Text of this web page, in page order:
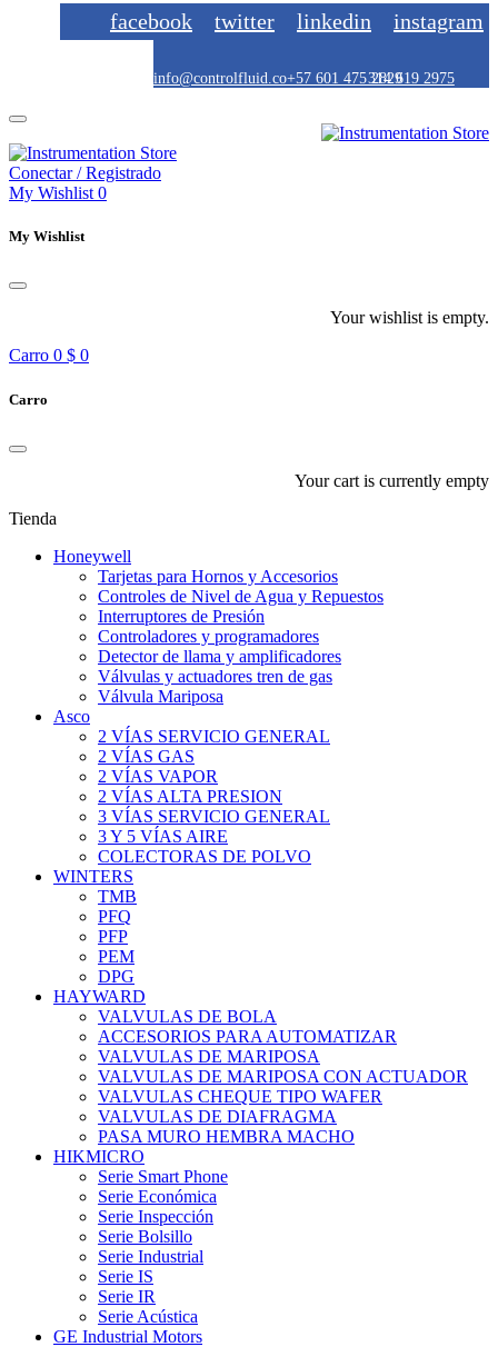
facebook twitter linkedin instagram
info@controlfluid.co+57 601 475 2829314 619 2975
Conectar / Registrado
My Wishlist 0
My Wishlist
Your wishlist is empty.
Carro 0 $ 0
Carro
Your cart is currently empty
Tienda
Honeywell
Tarjetas para Hornos y Accesorios
Controles de Nivel de Agua y Repuestos
Interruptores de Presión
Controladores y programadores
Detector de llama y amplificadores
Válvulas y actuadores tren de gas
Válvula Mariposa
Asco
2 VÍAS SERVICIO GENERAL
2 VÍAS GAS
2 VÍAS VAPOR
2 VÍAS ALTA PRESION
3 VÍAS SERVICIO GENERAL
3 Y 5 VÍAS AIRE
COLECTORAS DE POLVO
WINTERS
TMB
PFQ
PFP
PEM
DPG
HAYWARD
VALVULAS DE BOLA
ACCESORIOS PARA AUTOMATIZAR
VALVULAS DE MARIPOSA
VALVULAS DE MARIPOSA CON ACTUADOR
VALVULAS CHEQUE TIPO WAFER
VALVULAS DE DIAFRAGMA
PASA MURO HEMBRA MACHO
HIKMICRO
Serie Smart Phone
Serie Económica
Serie Inspección
Serie Bolsillo
Serie Industrial
Serie IS
Serie IR
Serie Acústica
GE Industrial Motors